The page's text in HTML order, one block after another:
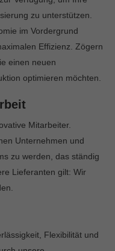
zu unterstützen.
im Vordergrund
Effizienz. Zögern
einen neuen
optimieren möchten.
Mitarbeiter.
Unternehmen und
zu werden, das ständig
Lieferanten gilt: Wir
Flexibilität und